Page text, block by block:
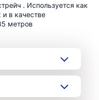
. Используется как
и в качестве
метров